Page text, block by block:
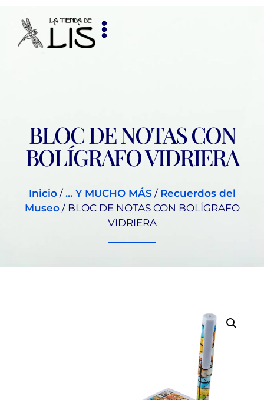
BLOC DE NOTAS CON
BOLÍGRAFO VIDRIERA
Inicio/ ... Y MUCHO MÁS / Recuerdos del
Museo/ BLOC DE NOTAS CON BOLÍGRAFO
VIDRIERA